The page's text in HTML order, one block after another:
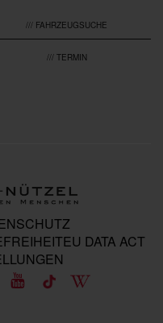
/// FAHRZEUGSUCHE
/// TERMIN
EU DATA ACT